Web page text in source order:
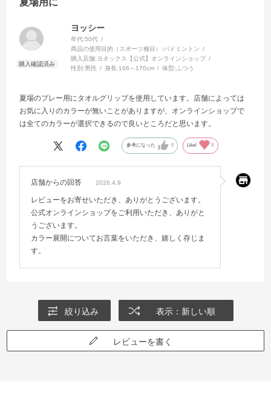
夏場用に
ヨッシー
年代:50代
商品の使用目的（スポーツ種目）:バドミントン
購入店舗: ヨネックス【公式】オンラインショップ
性別:男性 身長:166～170cm 体型: ふつう
夏場のプレー用にタオルグリップを使用しています。店舗によっては
お気に入りのカラーが無いことがありますが、オンラインショップで
は全てのカラーが選択できるので良いところだと思います。
参考になった 0 Like! 0
店舗からの回答 2026.4.9
レビューをお寄せいただき、ありがとうございます。
公式オンラインショップをご利用いただき、ありがと
うございます。
カラー展開についてお言葉をいただき、嬉しく存じま
す。
絞り込み 表示：新しい順
レビューを書く